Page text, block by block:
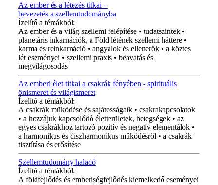
Az ember és a létezés titkai –
bevezetés a szellemtudományba
Ízelítő a témákból:
Az ember és a világ szellemi felépítése • tudatszintek •
planetáris inkarnációk, a Föld létének szellemi háttere •
karma és reinkarnáció • angyalok és ellenerők • a köztes
lét eseményei • szellemi praxis • beavatás és
megvilágosodás
Az emberi élet titkai a csakrák fényében - spirituális
önismeret és világismeret
Ízelítő a témákból:
A csakrák működése és sajátosságaik • csakrakapcsolatok
• a hozzájuk kapcsolódó életterületek, betegségek • az
egyes csakrákhoz tartozó pozitív és negatív elementálok •
a harmonikus és diszharmonikus működésről • a csakrák
tisztítása és erősítése
Szellemtudomány haladó
Ízelítő a témákból:
A földfejlődés és emberiségfejlődés kiemelkedő eseményei